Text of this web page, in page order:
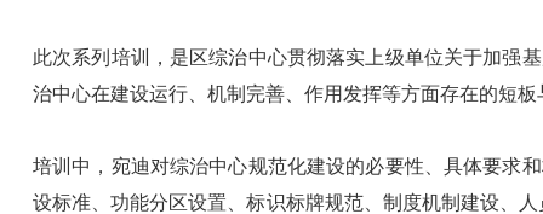
此次系列培训，是区综治中心贯彻落实上级单位关于加强
治中心在建设运行、机制完善、作用发挥等方面存在的短板
培训中，宛迪对综治中心规范化建设的必要性、具体要求
设标准、功能分区设置、标识标牌规范、制度机制建设、